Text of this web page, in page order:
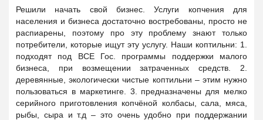
Решили начать свой бизнес. Услуги копчения для
населения и бизнеса достаточно востребованы, просто не
распиарены, поэтому про эту проблему знают только
потребители, которые ищут эту услугу. Наши коптильни: 1.
подходят под ВСЕ Гос. программы поддержки малого
бизнеса, при возмещении затраченных средств. 2.
деревянные, экологически чистые коптильни – этим нужно
пользоваться в маркетинге. 3. предназначены для мелко
серийного приготовления копчёной колбасы, сала, мяса,
рыбы, сыра и т.д – это очень удобно при поддержании